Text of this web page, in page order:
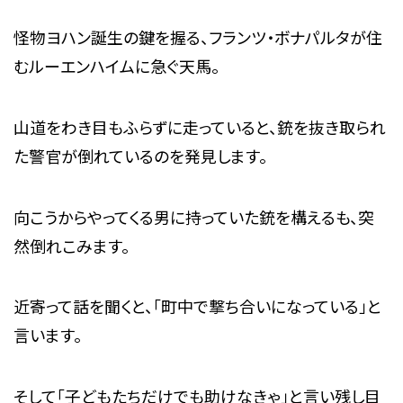
怪物ヨハン誕生の鍵を握る、フランツ・ボナパルタが住
むルーエンハイムに急ぐ天馬。
山道をわき目もふらずに走っていると、銃を抜き取られ
た警官が倒れているのを発見します。
向こうからやってくる男に持っていた銃を構えるも、突
然倒れこみます。
近寄って話を聞くと、「町中で撃ち合いになっている」と
言います。
そして「子どもたちだけでも助けなきゃ」と言い残し目